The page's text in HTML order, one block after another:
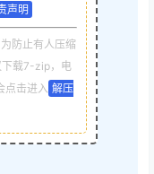
声明
防止有人压缩
下载7-zip，电
点击进入 解压